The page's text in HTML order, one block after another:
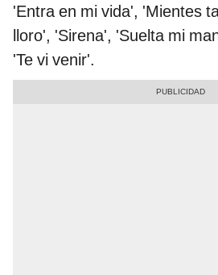
'Entra en mi vida', 'Mientes
lloro', 'Sirena', 'Suelta mi
'Te vi venir'.